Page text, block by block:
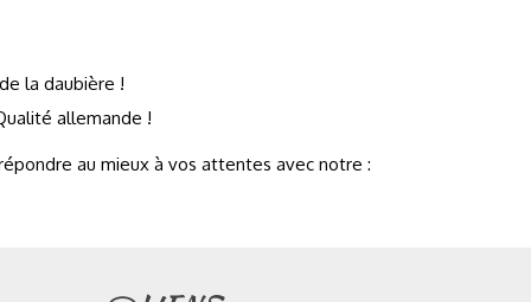
la daubière !
allemande !
au mieux à vos attentes avec notre :